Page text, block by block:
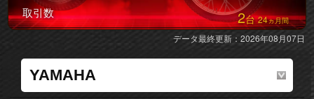
取引数 2台24ヵ月間
データ最終更新：2026年08月07日